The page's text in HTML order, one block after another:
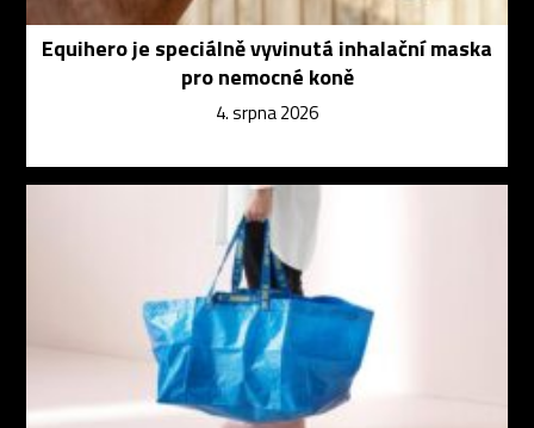
Equihero je speciálně vyvinutá inhalační maska
pro nemocné koně
4. srpna 2026